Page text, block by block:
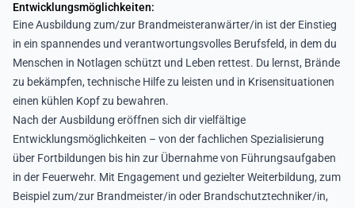
Entwicklungsmöglichkeiten:
Eine Ausbildung zum/zur Brandmeisteranwärter/in ist der Einstieg
in ein spannendes und verantwortungsvolles Berufsfeld, in dem du
Menschen in Notlagen schützt und Leben rettest. Du lernst, Brände
zu bekämpfen, technische Hilfe zu leisten und in Krisensituationen
einen kühlen Kopf zu bewahren.
Nach der Ausbildung eröffnen sich dir vielfältige
Entwicklungsmöglichkeiten – von der fachlichen Spezialisierung
über Fortbildungen bis hin zur Übernahme von Führungsaufgaben
in der Feuerwehr. Mit Engagement und gezielter Weiterbildung, zum
Beispiel zum/zur Brandmeister/in oder Brandschutztechniker/in,